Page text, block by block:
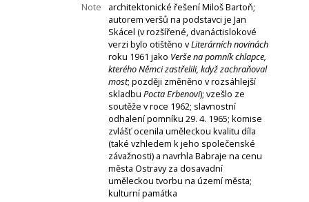
Note
architektonické řešení Miloš Bartoň;
autorem veršů na podstavci je Jan
Skácel (v rozšířené, dvanáctislokové
verzi bylo otištěno vLiterárních novinách
roku 1961 jako Verše na pomník chlapce,
kterého Němci zastřelili, když zachraňoval
most; později změněno v rozsáhlejší
skladbuPocta Erbenovi); vzešlo ze
soutěže v roce 1962; slavnostní
odhalení pomníku 29. 4. 1965; komise
zvlášť ocenila uměleckou kvalitu díla
(také vzhledem k jeho společenské
závažnosti) a navrhla Babraje na cenu
města Ostravy za dosavadní
uměleckou tvorbu na území města;
kulturní památka